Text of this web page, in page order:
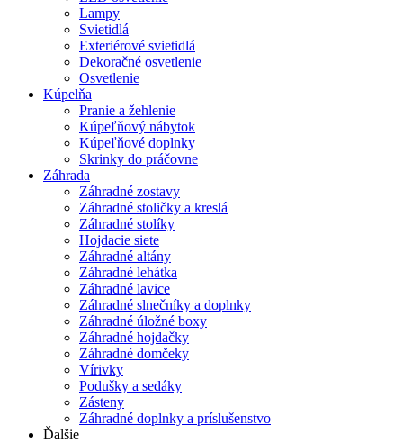
Lampy
Svietidlá
Exteriérové svietidlá
Dekoračné osvetlenie
Osvetlenie
Kúpelňa
Pranie a žehlenie
Kúpeľňový nábytok
Kúpeľňové doplnky
Skrinky do práčovne
Záhrada
Záhradné zostavy
Záhradné stoličky a kreslá
Záhradné stolíky
Hojdacie siete
Záhradné altány
Záhradné lehátka
Záhradné lavice
Záhradné slnečníky a doplnky
Záhradné úložné boxy
Záhradné hojdačky
Záhradné domčeky
Vírivky
Podušky a sedáky
Zásteny
Záhradné doplnky a príslušenstvo
Ďalšie